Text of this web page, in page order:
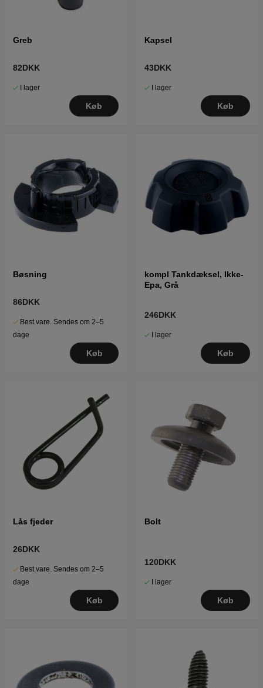
Greb
82DKK
I lager
Køb
Kapsel
43DKK
I lager
Køb
Bøsning
86DKK
Best.vare. Sendes om 2–5
dage
Køb
kompl Tankdæksel, Ikke-
Epa, Grå
246DKK
I lager
Køb
Lås fjeder
26DKK
Best.vare. Sendes om 2–5
dage
Køb
Bolt
120DKK
I lager
Køb